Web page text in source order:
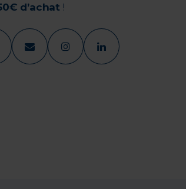
d’achat !